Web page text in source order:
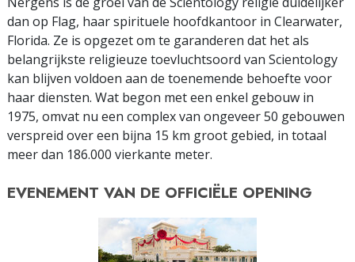
dan op Flag, haar spirituele hoofdkantoor in Clearwater,
Florida. Ze is opgezet om te garanderen dat het als
belangrijkste religieuze toevluchtsoord van Scientology
kan blijven voldoen aan de toenemende behoefte voor
haar diensten. Wat begon met een enkel gebouw in
1975, omvat nu een complex van ongeveer 50 gebouwen
verspreid over een bijna 15 km groot gebied, in totaal
meer dan 186.000 vierkante meter.
EVENEMENT VAN DE OFFICIËLE OPENING